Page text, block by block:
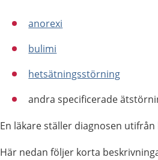
anorexi
bulimi
hetsätningsstörning
andra specificerade
En läkare ställer diagnosen
Här nedan följer korta